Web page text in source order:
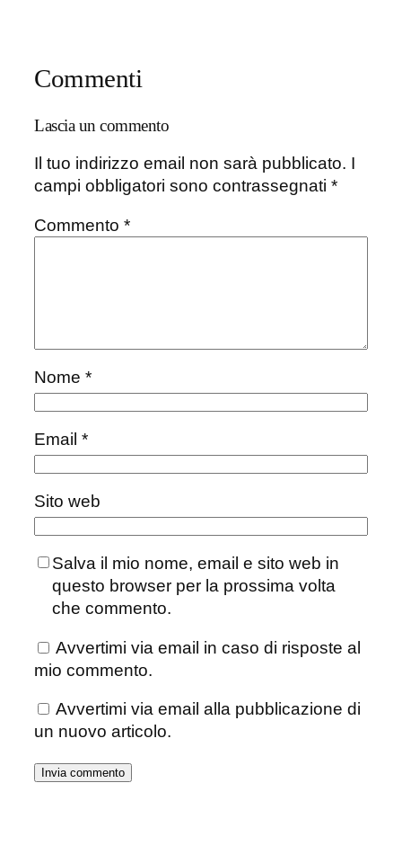
Commenti
Lascia un commento
Il tuo indirizzo email non sarà pubblicato. I
campi obbligatori sono contrassegnati *
Commento *
Nome *
Email *
Sito web
Salva il mio nome, email e sito web in
questo browser per la prossima volta
che commento.
Avvertimi via email in caso di risposte al
mio commento.
Avvertimi via email alla pubblicazione di
un nuovo articolo.